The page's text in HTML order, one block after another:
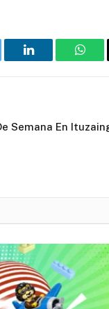
LinkedIn
Semana En